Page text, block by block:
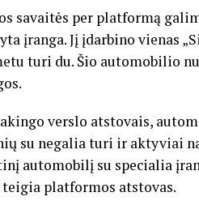
savaitės per platformą
įranga. Jį įdarbino vienas
turi du. Šio automobilio
verslo atstovais,
su negalia turi ir aktyviai
automobilį su specialia
teigia platformos atstovas.